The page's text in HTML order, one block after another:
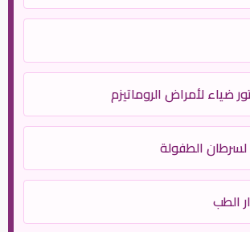
ضياء لأمراض الروماتيزم
الطفولة
الطب